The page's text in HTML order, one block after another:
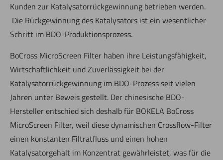
Kunden zur Katalysatorrückgewinnung betrieben werden.
Die Rückgewinnung des Katalysators ist ein wesentlicher
Schritt im BDO-Produktionsprozess.
BoCross MicroScreen Filter haben ihre Leistungsfähigkeit,
Wirtschaftlichkeit und Zuverlässigkeit bei der
Katalysatorrückgewinnung im BDO-Prozess seit vielen
Jahren unter Beweis gestellt. Der chinesische BDO-
Hersteller entschied sich deshalb für BOKELA BoCross
MicroScreen Filter, weil diese dynamischen Crossflow-Filter
einen konstanten Filtratfluss und einen hohen
Katalysatorgehalt im Konzentrat gewährleistet, was für die